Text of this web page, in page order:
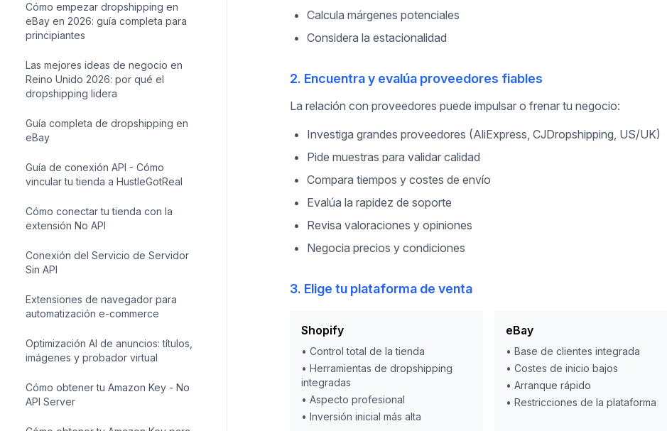
Cómo empezar dropshipping en
eBay en 2026: guía completa para
principiantes
Las mejores ideas de negocio en
Reino Unido 2026: por qué el
dropshipping lidera
Guía completa de dropshipping en
eBay
Guía de conexión API - Cómo
vincular tu tienda a HustleGotReal
Cómo conectar tu tienda con la
extensión No API
Conexión del Servicio de Servidor
Sin API
Extensiones de navegador para
automatización e-commerce
Optimización AI de anuncios: títulos,
imágenes y probador virtual
Cómo obtener tu Amazon Key - No
API Server
Calcula márgenes potenciales
Considera la estacionalidad
2. Encuentra y evalúa proveedores fiables
La relación con proveedores puede impulsar o frenar tu negocio:
Investiga grandes proveedores (AliExpress, CJDropshipping, US/UK)
Pide muestras para validar calidad
Compara tiempos y costes de envío
Evalúa la rapidez de soporte
Revisa valoraciones y opiniones
Negocia precios y condiciones
3. Elige tu plataforma de venta
Shopify
• Control total de la tienda
• Herramientas de dropshipping
integradas
• Aspecto profesional
• Inversión inicial más alta
eBay
• Base de clientes integrada
• Costes de inicio bajos
• Arranque rápido
• Restricciones de la plataforma